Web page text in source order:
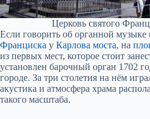
Церковь святого
Если говорить об органной музыке
Франциска у Карлова моста, на
из первых мест, которое стоит
установлен барочный орган 1702
городе. За три столетия на нём
акустика и атмосфера храма
такого масштаба.